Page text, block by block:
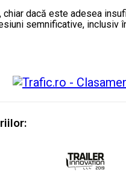
dacă este adesea
semnificative, inclusiv